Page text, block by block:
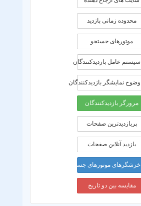
محدوده زمانی بازديد
موتورهای جستجو
سیستم عامل بازدیدکنندگان
وضوح نمایشگر بازدیدکنندگان
مرورگر بازدیدکنندگان
پربازدیدترین صفحات
بازدید آنلاین صفحات
خزشگرهای موتورهای جستجو
مقایسه بین دو تاریخ